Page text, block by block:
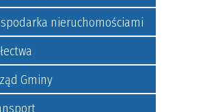
nieruchomościami
Gminy